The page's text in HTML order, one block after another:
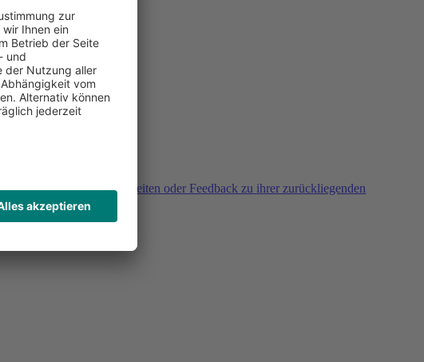
Sie haben Fragen, Unklarheiten oder Feedback zu ihrer zurückliegenden
Buchung?